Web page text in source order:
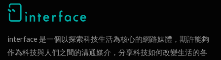
interface 是一個以探索科技生活為核心的網路媒體，期許能夠
作為科技與人們之間的溝通媒介，分享科技如何改變生活的各